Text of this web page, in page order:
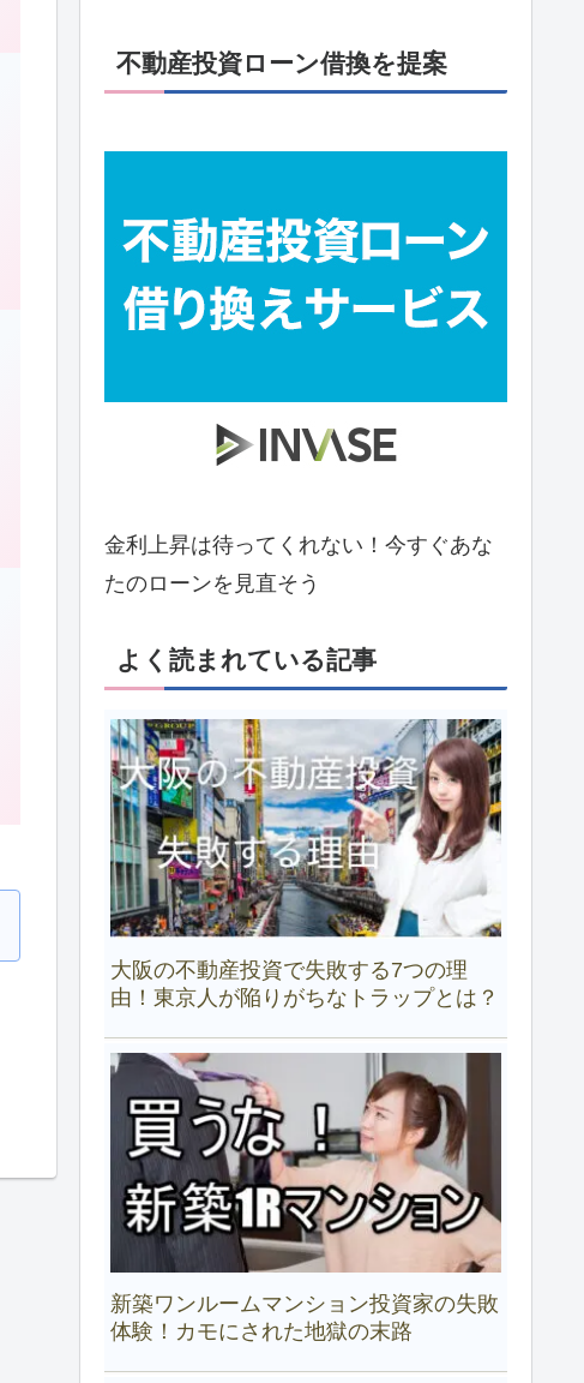
不動産投資ローン借換を提案
金利上昇は待ってくれない！今すぐあな
たのローンを見直そう
よく読まれている記事
大阪の不動産投資で失敗する7つの理
由！東京人が陥りがちなトラップとは？
新築ワンルームマンション投資家の失敗
体験！カモにされた地獄の末路